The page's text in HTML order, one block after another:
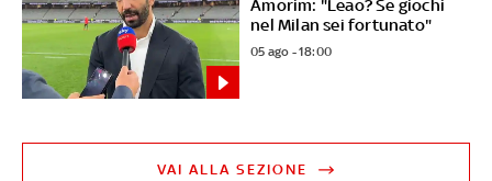
Amorim: "Leao? Se giochi
nel Milan sei fortunato"
05 ago - 18:00
VAI ALLA SEZIONE